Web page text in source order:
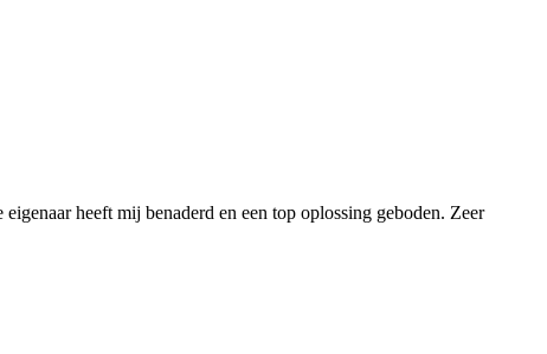
heeft mij benaderd en een top oplossing geboden. Zeer